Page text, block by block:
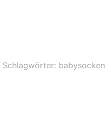
Schlagwörter: babysocken